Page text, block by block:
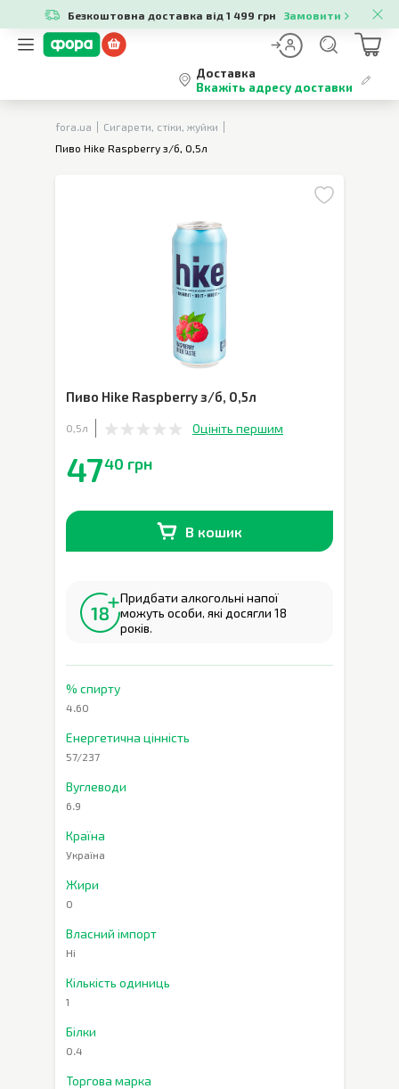
Безкоштовна доставка від 1 499 грн Замовити
Доставка
Вкажіть адресу доставки
fora.ua
Сигарети, стіки, жуйки
Пиво Hike Raspberry з/б, 0,5л
Пиво Hike Raspberry з/б, 0,5л
0,5л Оцініть першим
4740 грн
В кошик
Придбати алкогольні напої
можуть особи, які досягли 18
років.
% спирту
4.60
Енергетична цінність
57/237
Вуглеводи
6.9
Країна
Україна
Жири
0
Власний імпорт
Ні
Кількість одиниць
1
Білки
0.4
Торгова марка